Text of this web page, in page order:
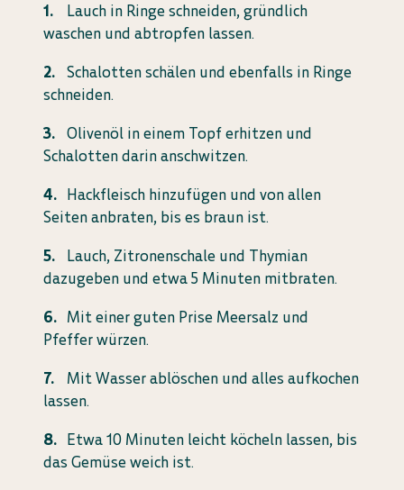
Lauch in Ringe schneiden, gründlich
waschen und abtropfen lassen.
Schalotten schälen und ebenfalls in Ringe
schneiden.
Olivenöl in einem Topf erhitzen und
Schalotten darin anschwitzen.
Hackfleisch hinzufügen und von allen
Seiten anbraten, bis es braun ist.
Lauch, Zitronenschale und Thymian
dazugeben und etwa 5 Minuten mitbraten.
Mit einer guten Prise Meersalz und
Pfeffer würzen.
Mit Wasser ablöschen und alles aufkochen
lassen.
Etwa 10 Minuten leicht köcheln lassen, bis
das Gemüse weich ist.